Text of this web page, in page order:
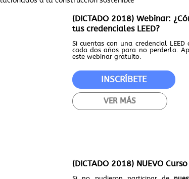
(DICTADO 2018) Webinar:
tus credenciales LEED?
Si cuentas con una credencial LEED
cada dos años para no perderla.
este webinar gratuito.
INSCRÍBETE
VER MÁS
(DICTADO 2018) NUEVO